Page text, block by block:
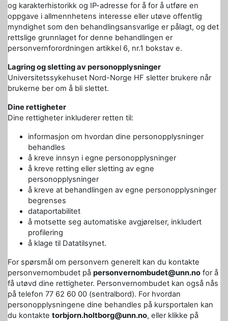
og karakterhistorikk og IP-adresse for å for å utføre en
oppgave i allmennhetens interesse eller utøve offentlig
myndighet som den behandlingsansvarlige er pålagt, og det
rettslige grunnlaget for denne behandlingen er
personvernforordningen artikkel 6, nr.1 bokstav e.
Lagring og sletting av personopplysninger
Universitetssykehuset Nord-Norge HF sletter brukere når
brukerne ber om å bli slettet.
Dine rettigheter
Dine rettigheter inkluderer retten til:
informasjon om hvordan dine personopplysninger
behandles
å kreve innsyn i egne personopplysninger
å kreve retting eller sletting av egne
personopplysninger
å kreve at behandlingen av egne personopplysninger
begrenses
dataportabilitet
å motsette seg automatiske avgjørelser, inkludert
profilering
å klage til Datatilsynet.
For spørsmål om personvern generelt kan du kontakte
personvernombudet på personvernombudet@unn.no for å
få utøvd dine rettigheter. Personvernombudet kan også nås
på telefon 77 62 60 00 (sentralbord). For hvordan
personopplysningene dine behandles på kursportalen kan
du kontakte torbjorn.holtborg@unn.no, eller klikke på